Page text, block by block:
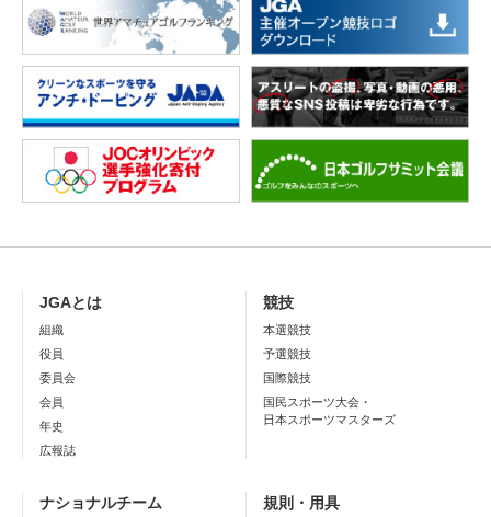
JGAとは
組織
役員
委員会
会員
年史
広報誌
競技
本選競技
予選競技
国際競技
国民スポーツ大会・
日本スポーツマスターズ
ナショナルチーム 規則・用具